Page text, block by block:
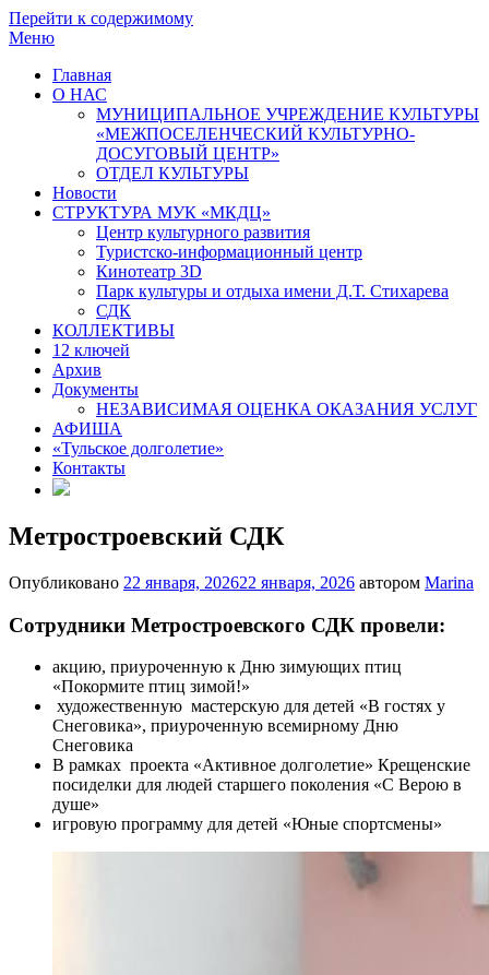
Перейти к содержимому
Меню
Главная
О НАС
МУНИЦИПАЛЬНОЕ УЧРЕЖДЕНИЕ КУЛЬТУРЫ
«МЕЖПОСЕЛЕНЧЕСКИЙ КУЛЬТУРНО-
ДОСУГОВЫЙ ЦЕНТР»
ОТДЕЛ КУЛЬТУРЫ
Новости
СТРУКТУРА МУК «МКДЦ»
Центр культурного развития
Туристско-информационный центр
Кинотеатр 3D
Парк культуры и отдыха имени Д.Т. Стихарева
СДК
КОЛЛЕКТИВЫ
12 ключей
Архив
Документы
НЕЗАВИСИМАЯ ОЦЕНКА ОКАЗАНИЯ УСЛУГ
АФИША
«Тульское долголетие»
Контакты
Метростроевский СДК
Опубликовано 22 января, 202622 января, 2026 автором Marina
Сотрудники Метростроевского СДК провели:
акцию, приуроченную к Дню зимующих птиц
«Покормите птиц зимой!»
художественную мастерскую для детей «В гостях у
Снеговика», приуроченную всемирному Дню
Снеговика
В рамках проекта «Активное долголетие» Крещенские
посиделки для людей старшего поколения «С Верою в
душе»
игровую программу для детей «Юные спортсмены»